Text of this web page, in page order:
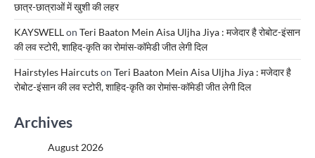
छात्र-छात्राओं में खुशी की लहर
KAYSWELLon Teri Baaton Mein Aisa Uljha Jiya : मजेदार है रोबोट-इंसान
की लव स्टोरी, शाहिद-कृति का रोमांस-कॉमेडी जीत लेगी दिल
Hairstyles Haircutson Teri Baaton Mein Aisa Uljha Jiya : मजेदार है
रोबोट-इंसान की लव स्टोरी, शाहिद-कृति का रोमांस-कॉमेडी जीत लेगी दिल
Archives
August 2026